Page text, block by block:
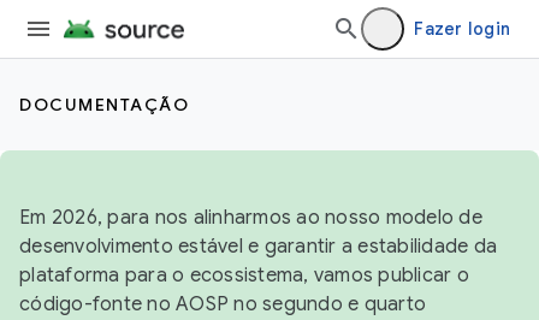
Fazer login
DOCUMENTAÇÃO
Em 2026, para nos alinharmos ao nosso modelo de
desenvolvimento estável e garantir a estabilidade da
plataforma para o ecossistema, vamos publicar o
código-fonte no AOSP no segundo e quarto